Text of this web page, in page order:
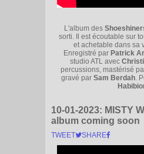
L'album des
sorti. Il est écoutable sur
et achetable dans sa
Enregistré par Patrick
studio ATL avec
percussions, mastérisé
gravé par Sam Berdah.
10-01-2023: MISTY
album coming soon
TWEET SHARE